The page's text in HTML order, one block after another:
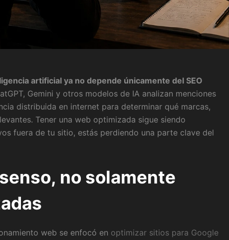
artificial ya no depende únicamente del SEO
Gemini y otros modelos de IA analizan menciones
distribuida en internet para determinar qué marcas,
Tener una web optimizada sigue siendo
fuera de tu sitio, estás perdiendo una parte clave del
no solamente
web se enfocó en optimizar sitios para Google